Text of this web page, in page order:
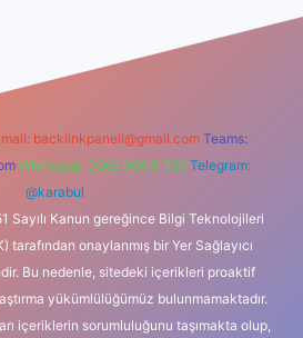
backlinkpaneli@gmail.com Teams:
Whatsapp: 0262 606 0 726 Telegram:
@karabul
Sayılı Kanun gereğince Bilgi Teknolojileri
tarafından onaylanmış bir Yer Sağlayıcı
Bu nedenle, sitedeki içerikleri proaktif
yükümlülüğümüz bulunmamaktadır.
içeriklerin sorumluluğunu taşımakta olup,